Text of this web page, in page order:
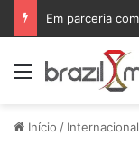
Menu
Início / Internacional